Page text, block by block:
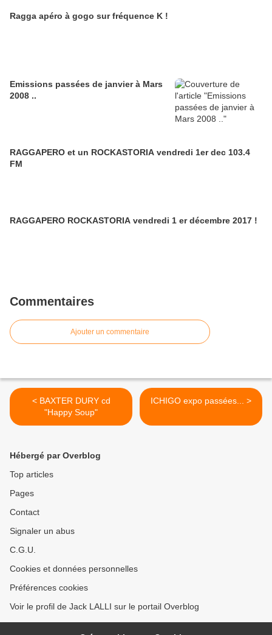
Ragga apéro à gogo sur fréquence K !
Emissions passées de janvier à Mars
2008 ..
RAGGAPERO et un ROCKASTORIA vendredi 1er dec 103.4
FM
RAGGAPERO ROCKASTORIA vendredi 1 er décembre 2017 !
Commentaires
Ajouter un commentaire
< BAXTER DURY cd
"Happy Soup"
ICHIGO expo passées... >
Hébergé par Overblog
Top articles
Pages
Contact
Signaler un abus
C.G.U.
Cookies et données personnelles
Préférences cookies
Voir le profil de Jack LALLI sur le portail Overblog